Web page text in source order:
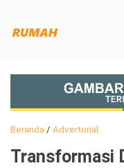
Beranda/ Advertorial
Transformasi